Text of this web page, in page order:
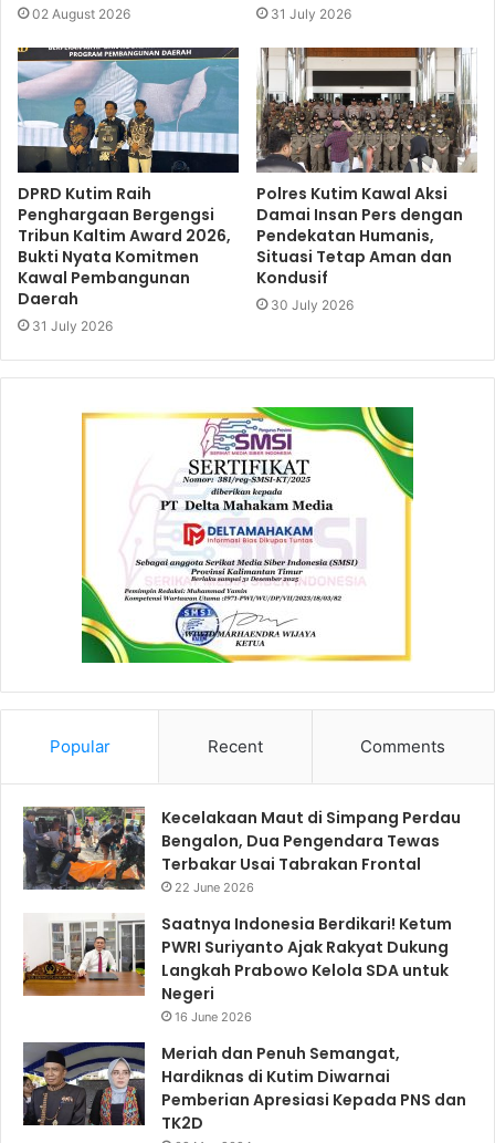
02 August 2026 31 July 2026
DPRD Kutim Raih
Penghargaan Bergengsi
Tribun Kaltim Award 2026,
Bukti Nyata Komitmen
Kawal Pembangunan
Daerah
31 July 2026
Polres Kutim Kawal Aksi
Damai Insan Pers dengan
Pendekatan Humanis,
Situasi Tetap Aman dan
Kondusif
30 July 2026
Popular Recent Comments
Kecelakaan Maut di Simpang Perdau
Bengalon, Dua Pengendara Tewas
Terbakar Usai Tabrakan Frontal
22 June 2026
Saatnya Indonesia Berdikari! Ketum
PWRI Suriyanto Ajak Rakyat Dukung
Langkah Prabowo Kelola SDA untuk
Negeri
16 June 2026
Meriah dan Penuh Semangat,
Hardiknas di Kutim Diwarnai
Pemberian Apresiasi Kepada PNS dan
TK2D